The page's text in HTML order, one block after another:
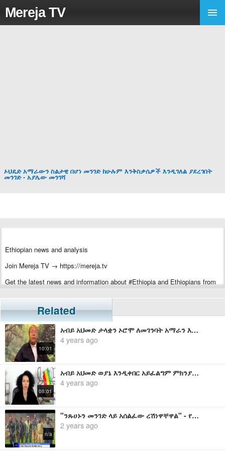
Mereja TV
ኦህዴድ አማራውን ስልታዊ በሆነ መንገድ ከሁሉም እንቅስቃሴዎች እንዲገለል ያደረገበት
መንገድ - አያሌው መንገሻ
Ethiopian news and analysis
Join Mereja TV → https://mereja.tv
Get the latest news and information about #Ethiopia and Ethiopians from
For inquiry or additional information, visit Mereja.com
Mereja presents Ethiopian news, Ethiopian music, sports, arts, and
entertainment
Related
10:01
አብይ አህመድ ታላቋን ኦሮሞ ለመገንባት አማራን እስከወዲያኛው ለማጥፋት የሄደበት መንገድ - አያሌው መንገሻ
4 years ago
08:01
አብይ አህመድ ወያኔ እንዲቀበር አይፈልግም ምክንያቱም አማራውን በሚፈልገው መንገድ እየተበቀለለት ስለሆነ - ትግስት
4 years ago
n/a
"ንጹሀኑን መንገድ ላይ አሰልፈው ረሽነዋቸዋል" - የአማራ ፋኖ በጎጃም የራስ ቢትወደድ መንገሻ አቲከም የህዝብ ግንኙነት ሀላፊው የሰጠው ማብራሪያ
2 years ago